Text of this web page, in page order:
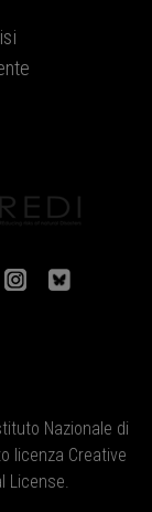
Nazionale di
licenza Creative
License.